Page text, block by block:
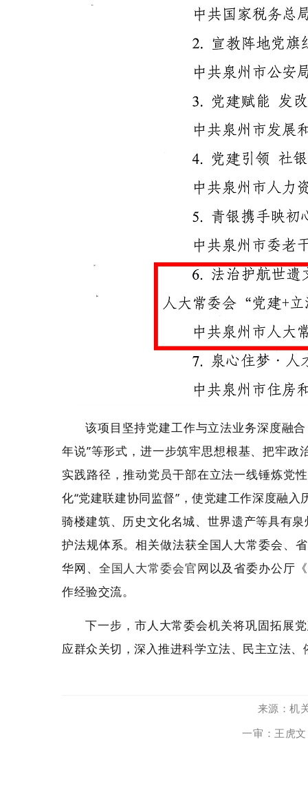
该项目坚持党建工作与立法业务深度融
年说”等形式，进一步筑牢思想根基、把牢政
实践路径，推动党员干部在立法一线锤炼党
化“党建联建协同监督”，使党建工作深度融
骑楼建筑、历史文化名城、世界遗产等具有
护法规体系。相关做法获全国人大常委会、
华网、 全国人大常委会官网 以及省委办公厅
作经验交流。
下一步，市人大常委会机关将巩固拓展
应群众关切，深入推进科学立法、民主立法
来源：机
一审：王虎